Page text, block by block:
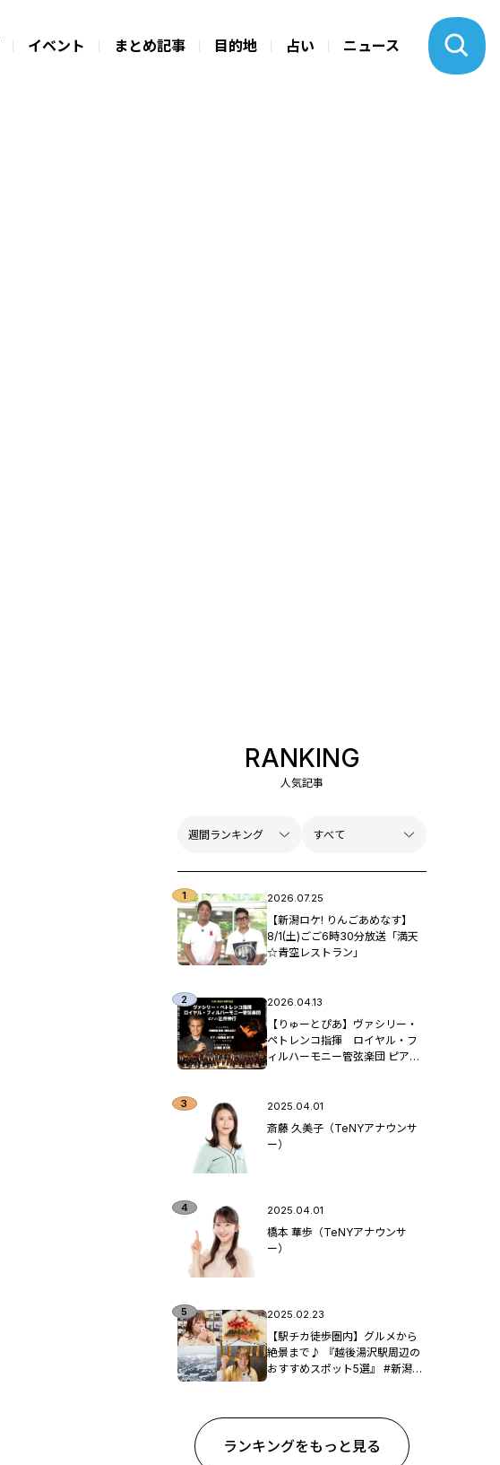
イベント まとめ記事 目的地 占い ニュース
RANKING
人気記事
2026.07.25
【新潟ロケ! りんごあめなす】
8/1(土)ごご6時30分放送「満天
☆青空レストラン」
2026.04.13
【りゅーとぴあ】ヴァシリー・
ペトレンコ指揮 ロイヤル・フ
ィルハーモニー管弦楽団 ピア
2025.04.01
斎藤 久美子（TeNYアナウンサ
ー）
2025.04.01
橋本 華歩（TeNYアナウンサ
ー）
2025.02.23
【駅チカ徒歩圏内】グルメから
絶景まで♪ 『越後湯沢駅周辺の
おすすめスポット5選』 #新潟観
ランキングをもっと見る